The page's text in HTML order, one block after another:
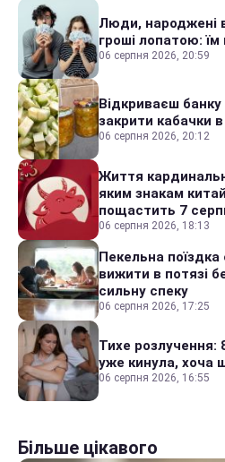
Люди, народжені
гроші лопатою:
06 серпня 2026, 20:59
Відкриваєш
закрити кабачки
06 серпня 2026, 20:12
Життя
яким знакам
пощастить 7
06 серпня 2026, 18:13
Пекельна
вижити в потязі
сильну спеку
06 серпня 2026, 17:25
Тихе
уже кинула, хоча
06 серпня 2026, 16:55
Більше цікавого